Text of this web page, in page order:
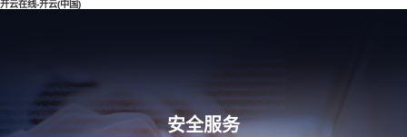
开云在线-开云(中国)
安全服务